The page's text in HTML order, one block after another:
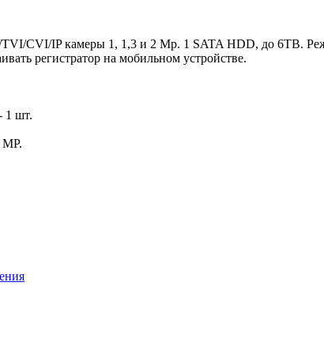
СVI/IP камеры 1, 1,3 и 2 Мр. 1 SATA HDD, до 6TB.
регистратор на мобильном устройстве.
1 шт.
МP.